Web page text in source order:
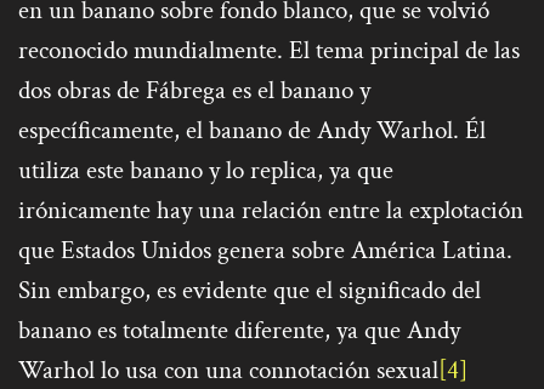
en un banano sobre fondo blanco, que se volvió
reconocido mundialmente. El tema principal de las
dos obras de Fábrega es el banano y
específicamente, el banano de Andy Warhol. Él
utiliza este banano y lo replica, ya que
irónicamente hay una relación entre la explotación
que Estados Unidos genera sobre América Latina.
Sin embargo, es evidente que el significado del
banano es totalmente diferente, ya que Andy
Warhol lo usa con una connotación sexual[4]